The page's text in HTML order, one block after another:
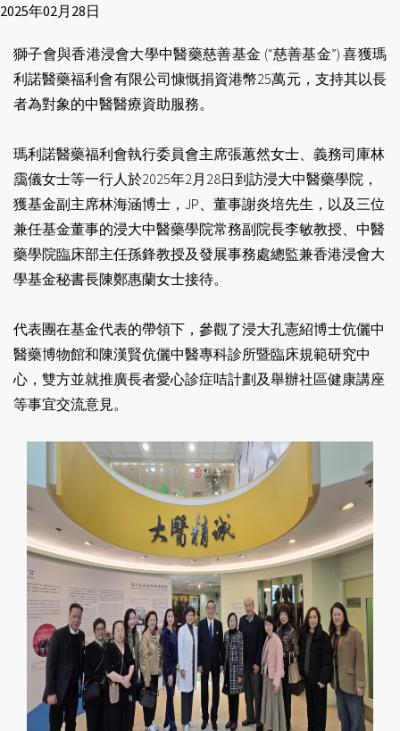
2025年02月28日
獅子會與香港浸會大學中醫藥慈善基金 (“慈善基金”) 喜獲瑪
利諾醫藥福利會有限公司慷慨捐資港幣25萬元，支持其以長
者為對象的中醫醫療資助服務。
瑪利諾醫藥福利會執行委員會主席張蕙然女士、義務司庫林
靄儀女士等一行人於2025年2月28日到訪浸大中醫藥學院，
獲基金副主席林海涵博士，JP、董事謝炎培先生，以及三位
兼任基金董事的浸大中醫藥學院常務副院長李敏教授、中醫
藥學院臨床部主任孫鋒教授及發展事務處總監兼香港浸會大
學基金秘書長陳鄭惠蘭女士接待。
代表團在基金代表的帶領下，參觀了浸大孔憲紹博士伉儷中
醫藥博物館和陳漢賢伉儷中醫專科診所暨臨床規範研究中
心，雙方並就推廣長者愛心診症咭計劃及舉辦社區健康講座
等事宜交流意見。